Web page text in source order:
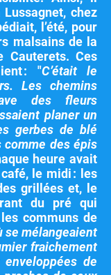
chez
l’été, pour
malsains de la
Ces
: "C’était le
Les chemins
des fleurs
planer un
gerbes de blé
des épis
heure avait
le midi : les
grillées et, le
du pré qui
communs de
se mélangeaient
fraichement
enveloppées de